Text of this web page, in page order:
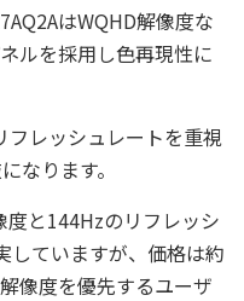
はWQHD解像度な
ルを採用し色再現性に
フレッシュレートを重視
なります。
度と144Hzのリフレッシ
していますが、価格は約
像度を優先するユーザ